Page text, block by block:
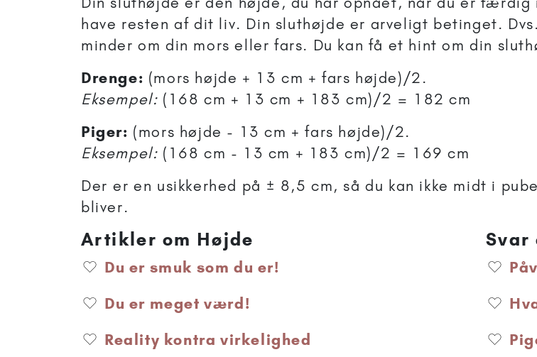
have resten af dit liv. Din sluthøjde er arveligt betinget.
minder om din mors eller fars. Du kan få et hint om din
Drenge: (mors højde + 13 cm + fars højde)/2.
Eksempel: (168 cm + 13 cm + 183 cm)/2 = 182 cm
Piger: (mors højde - 13 cm + fars højde)/2.
Eksempel: (168 cm - 13 cm + 183 cm)/2 = 169 cm
Der er en usikkerhed på ± 8,5 cm, så du kan ikke midt i
bliver.
Artikler om Højde
Du er smuk som du er!
Du er meget værd!
Reality kontra virkelighed
Svar